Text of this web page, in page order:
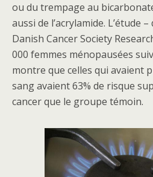
ou du trempage au
aussi de l’acrylamide. L’étude
Danish Cancer Society
000 femmes ménopausées
montre que celles qui avaient
sang avaient 63% de risque
cancer que le groupe témoin.